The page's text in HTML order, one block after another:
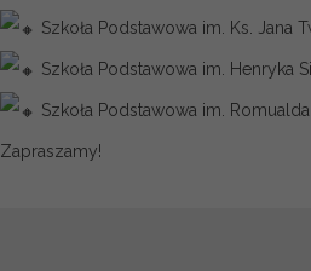
Szkoła Podstawowa im. Ks. Jana
Szkoła Podstawowa im. Henryka
Szkoła Podstawowa im.
Zapraszamy!